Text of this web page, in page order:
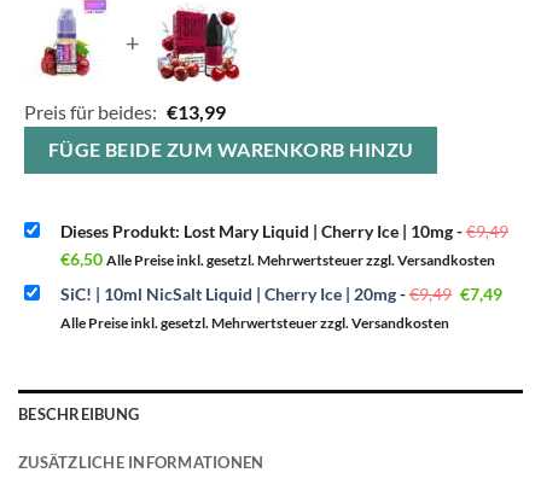
+
Preis für beides: €13,99
FÜGE BEIDE ZUM WARENKORB HINZU
Dieses Produkt: Lost Mary Liquid | Cherry Ice | 10mg-€9,49
Ursprünglicher
Preis
war:
€9,49
€6,50Aktueller
Preis
ist:
€6,50.
Alle Preise inkl. gesetzl. Mehrwertsteuer zzgl. Versandkosten
SiC! | 10ml NicSalt Liquid | Cherry Ice | 20mg-€9,49 Preis
€7,49
Alle Preise inkl. gesetzl. Mehrwertsteuer zzgl. Versandkosten
BESCHREIBUNG
ZUSÄTZLICHE INFORMATIONEN